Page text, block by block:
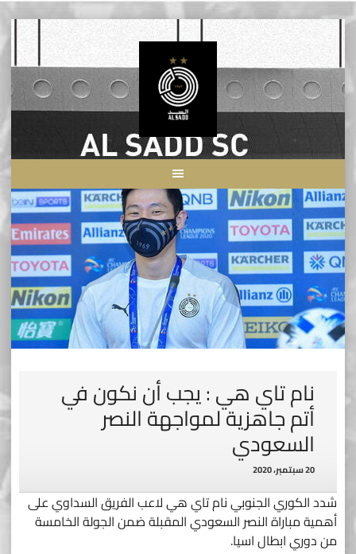
Skip
content
نام تاي هي : يجب أن نكون في
أتم جاهزية لمواجهة النصر
السعودي
20 سبتمبر، 2020
شدد الكوري الجنوبي نام تاي هي لاعب الفريق السداوي على
أهمية مباراة النصر السعودي المقبلة ضمن الجولة الخامسة
من دوري ابطال اسيا.